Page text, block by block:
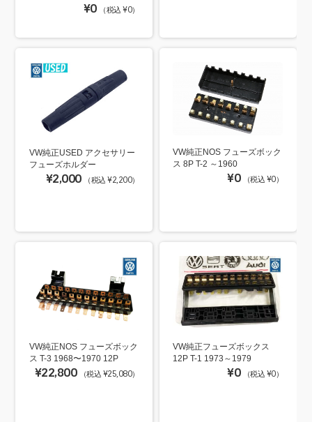
¥0 （税込 ¥0）
VW純正USED アクセサリー
フューズホルダー
¥2,000 （税込 ¥2,200）
VW純正NOS フューズボック
ス 8P T-2 ～1960
¥0 （税込 ¥0）
VW純正NOS フューズボック
ス T-3 1968〜1970 12P
¥22,800 （税込 ¥25,080）
VW純正フューズボックス
12P T-1 1973～1979
¥0 （税込 ¥0）